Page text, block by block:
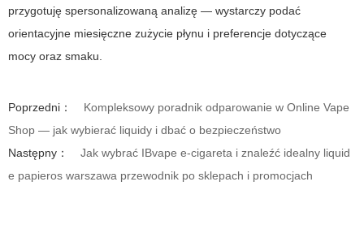
przygotuję spersonalizowaną analizę — wystarczy podać
orientacyjne miesięczne zużycie płynu i preferencje dotyczące
mocy oraz smaku.
Poprzedni：
Kompleksowy poradnik odparowanie w Online Vape
Shop — jak wybierać liquidy i dbać o bezpieczeństwo
Następny：
Jak wybrać IBvape e-cigareta i znaleźć idealny liquid
e papieros warszawa przewodnik po sklepach i promocjach